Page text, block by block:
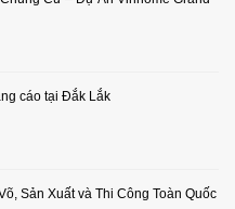
cáo tại Đắk Lắk
Sản Xuất và Thi Công Toàn Quốc